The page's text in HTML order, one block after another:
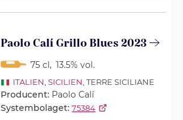
Paolo Calí Grillo Blues 2023
75 cl, 13.5% vol.
ITALIEN SICILIEN , TERRE SICILIANE
Producent: Paolo Calí
Systembolaget: 75384